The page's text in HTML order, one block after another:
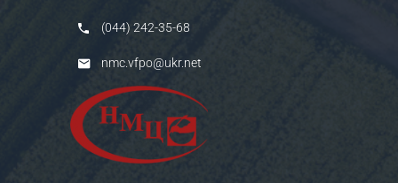
(044) 242-35-68
nmc.vfpo@ukr.net